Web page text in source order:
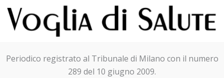
Periodico registrato al Tribunale di Milano con il numero
289 del 10 giugno 2009.